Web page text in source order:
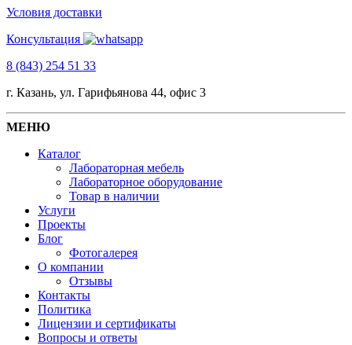
Условия доставки
Консультация
8 (843) 254 51 33
г. Казань, ул. Гарифьянова 44, офис 3
МЕНЮ
Каталог
Лабораторная мебель
Лабораторное оборудование
Товар в наличии
Услуги
Проекты
Блог
Фотогалерея
О компании
Отзывы
Контакты
Политика
Лицензии и сертификаты
Вопросы и ответы